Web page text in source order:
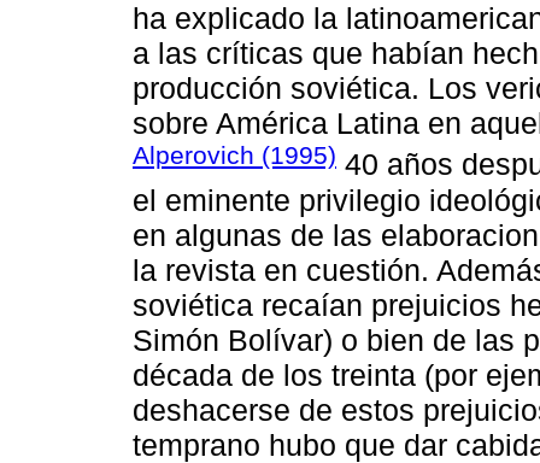
ha explicado la
a las críticas que habían
producción soviética. Los
sobre América Latina en
Alperovich (1995) 40 años
el eminente privilegio
en algunas de las
la revista en cuestión.
soviética recaían prejuicios
Simón Bolívar) o bien de las
década de los treinta (por
deshacerse de estos
temprano hubo que dar